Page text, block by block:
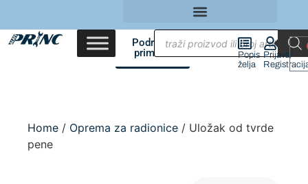
Područja
primene
Popis
želja
Prijava/
Home / Oprema za radionice / Uložak od tvrde
pene